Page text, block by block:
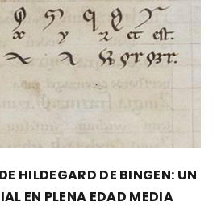
HILDEGARD DE BINGEN: UN
EN PLENA EDAD MEDIA